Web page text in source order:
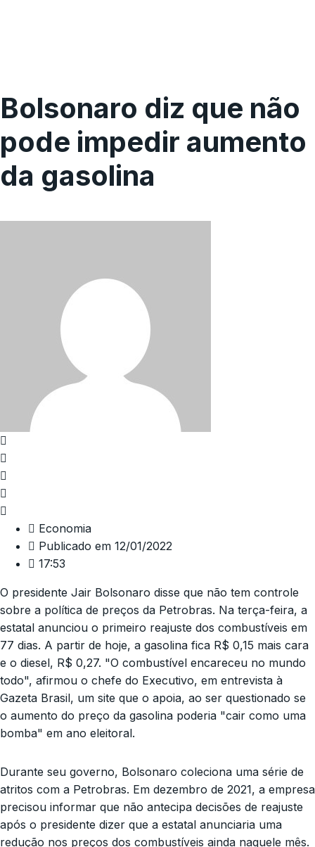
Bolsonaro diz que não
pode impedir aumento
da gasolina
Economia
Publicado em 12/01/2022
17:53
O presidente Jair Bolsonaro disse que não tem controle
sobre a política de preços da Petrobras. Na terça-feira, a
estatal anunciou o primeiro reajuste dos combustíveis em
77 dias. A partir de hoje, a gasolina fica R$ 0,15 mais cara
e o diesel, R$ 0,27. "O combustível encareceu no mundo
todo", afirmou o chefe do Executivo, em entrevista à
Gazeta Brasil, um site que o apoia, ao ser questionado se
o aumento do preço da gasolina poderia "cair como uma
bomba" em ano eleitoral.
Durante seu governo, Bolsonaro coleciona uma série de
atritos com a Petrobras. Em dezembro de 2021, a empresa
precisou informar que não antecipa decisões de reajuste
após o presidente dizer que a estatal anunciaria uma
redução nos preços dos combustíveis ainda naquele mês.